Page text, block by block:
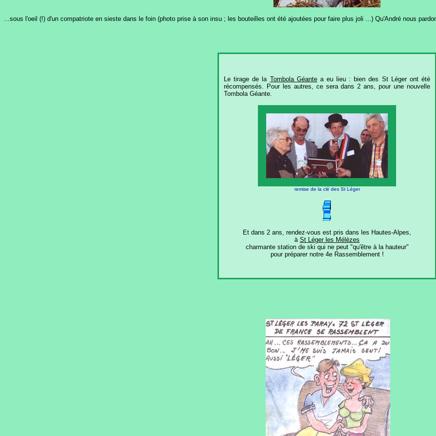
...sous l'oeil (!) d'un compatriote en sieste dans le foin (photo prise à son insu ; les bouteilles ont été ajoutées pour faire plus joli ...) Qu'André nous
Le tirage de la Tombola Géantea eu lieu : bien des St Léger ont été
récompensés. Pour les autres, ce sera dans 2 ans, pour une nouvelle
Tombola Géante.
remise de la clé des St Léger
Et dans 2 ans, rendez-vous est pris dans les Hautes-Alpes,
à St Léger les Mélèzes
charmante station de ski qui ne peut "qu'être à la hauteur"
pour préparer notre 4e Rassemblement !